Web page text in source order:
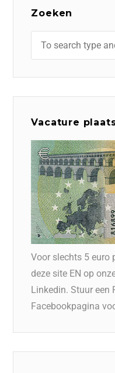
Zoeken
Vacature
Voor slechts 5 euro
deze site EN op
Linkedin. Stuur een
Facebookpagina